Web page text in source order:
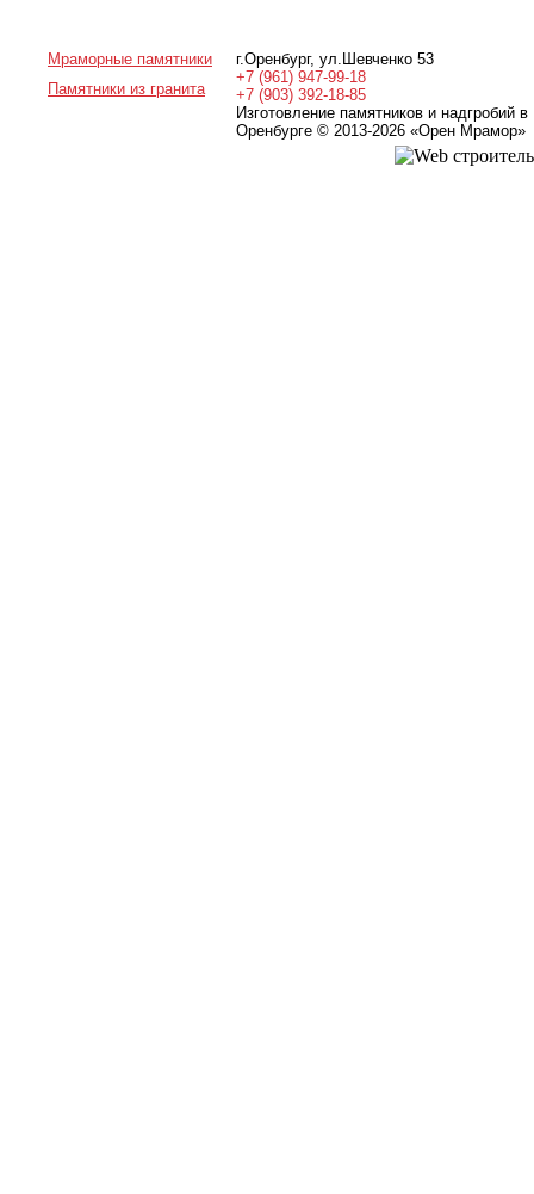
Мраморные памятники
Памятники из гранита
г.Оренбург, ул.Шевченко 53
+7 (961) 947-99-18
+7 (903) 392-18-85
Изготовление памятников и надгробий в
Оренбурге © 2013-2026 «Орен Мрамор»